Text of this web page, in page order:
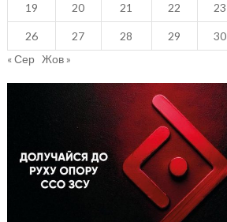
19 20 21 22 23
26 27 28 29
30
« Сер Жов »